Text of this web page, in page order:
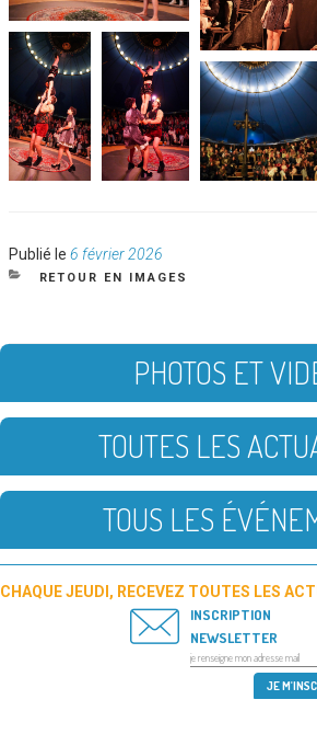
Publié le Publié
le
6 février 2026
CATÉGORIES
RETOUR EN IMAGES
PHOTOS ET
TOUTES LES
TOUS LES
CHAQUE JEUDI, RECEVEZ TOUTES LES
INSCRIPTION
NEWSLETTER